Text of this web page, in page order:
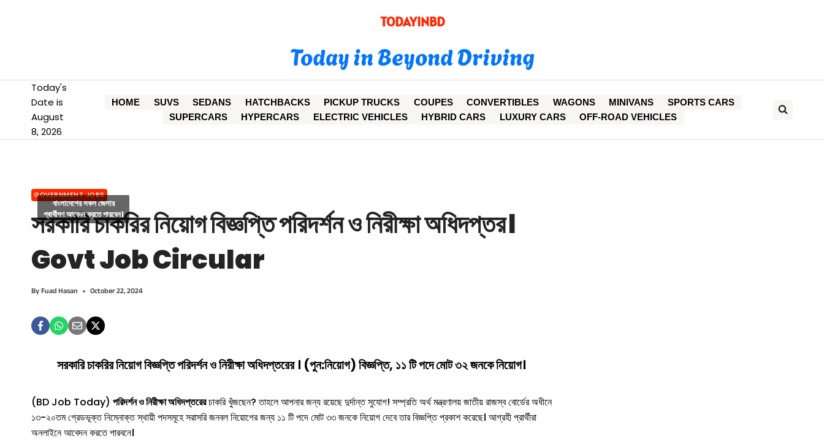
TODAYINBD
Today in Beyond Driving
Today's
Date is
August
8, 2026
HOME SUVS SEDANS HATCHBACKS PICKUP TRUCKS COUPES CONVERTIBLES WAGONS MINIVANS
SPORTS CARS
SUPERCARS
HYPERCARS ELECTRIC VEHICLES HYBRID CARS LUXURY CARS OFF-ROAD VEHICLES
GOVERNMENT JOBS
সরকারি চাকরির নিয়োগ বিজ্ঞপ্তি পরিদর্শন ও নিরীক্ষা অধিদপ্তর।
Govt Job Circular
ByFuad Hasan October 22, 2024
সরকারি চাকরির নিয়োগ বিজ্ঞপ্তি পরিদর্শন ও নিরীক্ষা অধিদপ্তরের । (পুন:নিয়োগ) বিজ্ঞপ্তি, ১১ টি পদে মোট ৩২ জনকে নিয়োগ।
(BD Job Today) পরিদর্শন ও নিরীক্ষা অধিদপ্তরেরচাকরি খুঁজছেন? তাহলে আপনার জন্য রয়েছে দুর্দান্ত সুযোগ! সম্প্রতি অর্থ মন্ত্রণালয় জাতীয় রাজস্ব বোর্ডের অধীনে
১৩-২০তম গ্রেডভূক্ত নিম্নোক্ত স্থায়ী পদসমূহে সরাসরি জনবল নিয়োগের জন্য ১১ টি পদে মোট ৩৩ জনকে নিয়োগ দেবে তার বিজ্ঞপ্তি প্রকাশ করেছে। আগ্রহী প্রার্থীরা
অনলাইনে আবেদন করতে পারবনে।
বাংলাদেশের সকল জেলার
প্ৰাৰ্থীগণ আবেদন করতে পারবেন।